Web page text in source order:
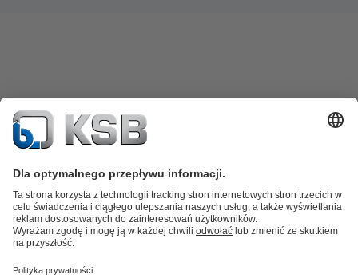
Katalog produktów